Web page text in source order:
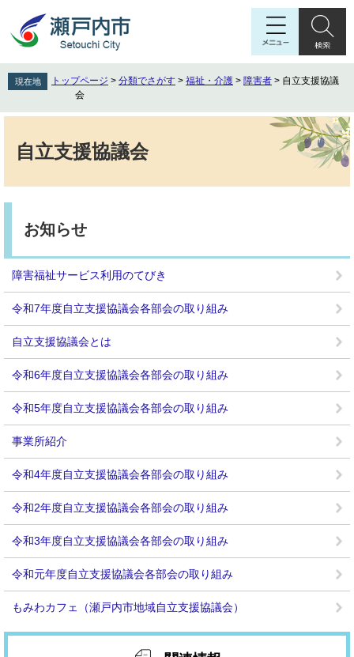
先
頭
を
飛
へ
現在地 トップページ > 分類でさがす > 福祉・介護 > 障害者 > 自立支援協議
会
自立支援協議会
お知らせ
障害福祉サービス利用のてびき
令和7年度自立支援協議会各部会の取り組み
自立支援協議会とは
令和6年度自立支援協議会各部会の取り組み
令和5年度自立支援協議会各部会の取り組み
事業所紹介
令和4年度自立支援協議会各部会の取り組み
令和2年度自立支援協議会各部会の取り組み
令和3年度自立支援協議会各部会の取り組み
令和元年度自立支援協議会各部会の取り組み
もみわカフェ（瀬戸内市地域自立支援協議会）